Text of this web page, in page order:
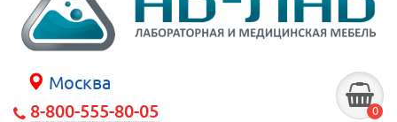
Москва
8-800-555-80-05 0